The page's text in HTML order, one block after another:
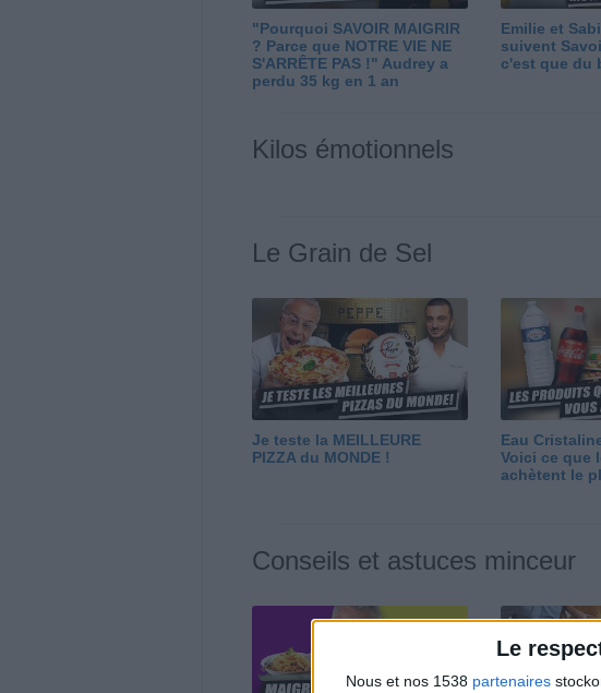
Le
Nous et nos 1538 partenaires
"Pourquoi SAVOIR MAIGRIR
? Parce que NOTRE VIE NE
S'ARRÊTE PAS !" Audrey a
perdu 35 kg en 1 an
Emilie et
suivent
c'est que du
Kilos émotionnels
Le Grain de Sel
Je teste la MEILLEURE
PIZZA du MONDE !
Eau
Voici ce que
achètent le
Conseils et astuces minceur